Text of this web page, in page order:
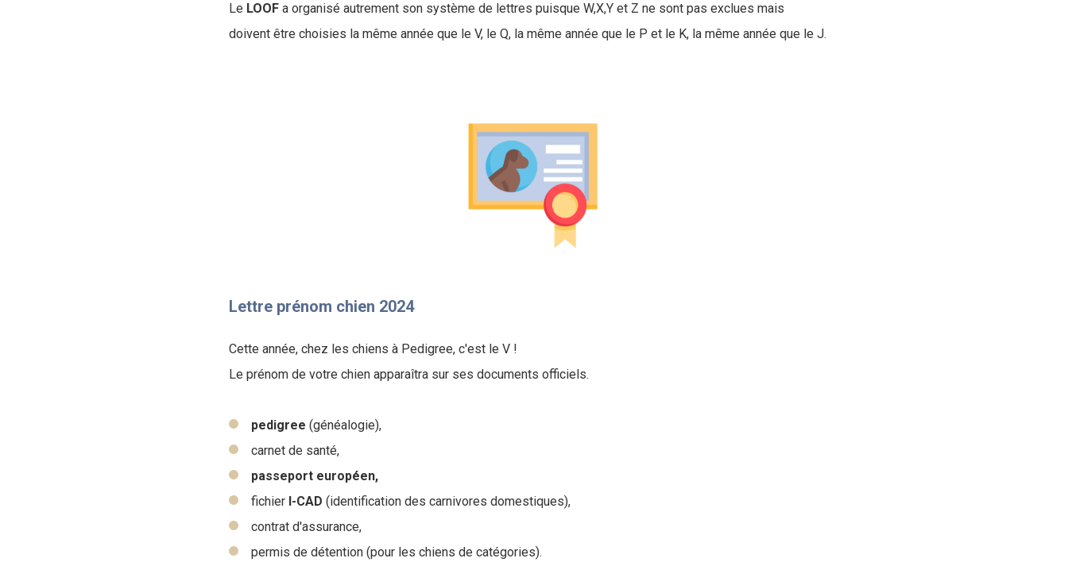
Le LOOF a organisé autrement son système de lettres puisque W,X,Y et Z ne sont pas exclues mais
doivent être choisies la même année que le V, le Q, la même année que le P et le K, la même année que le J.
Lettre prénom chien 2024
Cette année, chez les chiens à Pedigree, c'est le V !
Le prénom de votre chien apparaîtra sur ses documents officiels.
pedigree (généalogie),
carnet de santé,
passeport européen,
fichier I-CAD (identification des carnivores domestiques),
contrat d'assurance,
permis de détention (pour les chiens de catégories).